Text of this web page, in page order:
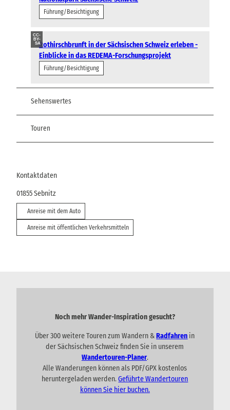
Führung/Besichtigung
CC-
BY-
SARothirschbrunft in der Sächsischen Schweiz erleben -
Einblicke in das REDEMA-Forschungsprojekt
Führung/Besichtigung
Sehenswertes
Touren
Kontaktdaten
01855Sebnitz
Anreise mit dem Auto
Anreise mit öffentlichen Verkehrsmitteln
Noch mehr Wander-Inspiration gesucht?
Über 300 weitere Touren zum Wandern &Radfahren in
der Sächsischen Schweiz finden Sie in unserem
Wandertouren-Planer.
Alle Wanderungen können als PDF/GPX kostenlos
heruntergeladen werden.Geführte Wandertouren
können Sie hier buchen.